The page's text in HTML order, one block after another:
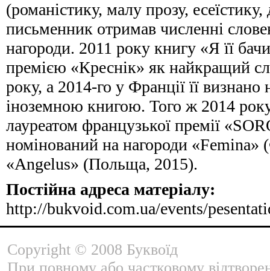
(романістику, малу прозу,
письменник отримав численні
нагороди. 2011 року книгу «Я її
премією «Креснік» як найкращий
року, а 2014-го у Франції її
іноземною книгою. Того ж 2014
лауреатом французької премії
номінований на нагороди «Femina»
«Angelus» (Польща, 2015).
Постійна адреса матеріалу:
http://bukvoid.com.ua/events/
Copyright © 2008 Буквоїд